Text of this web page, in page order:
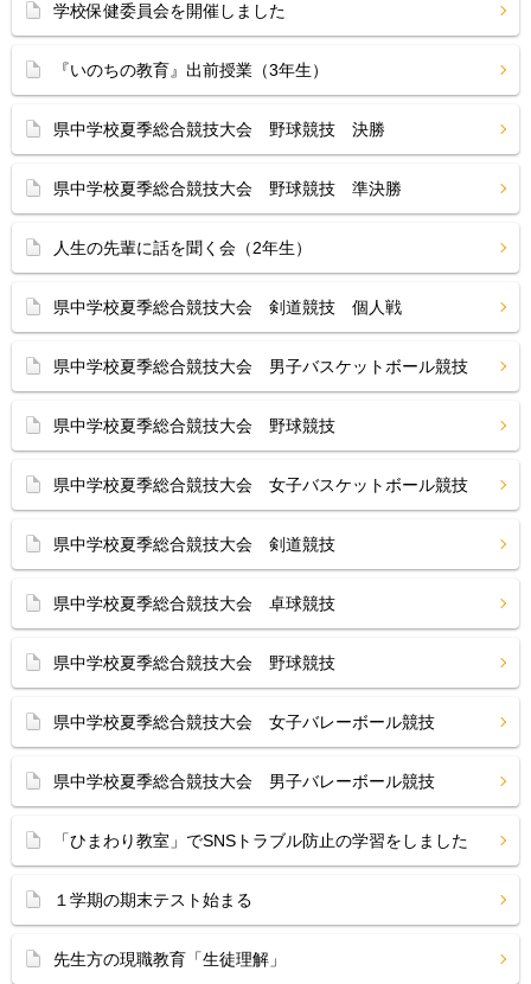
学校保健委員会を開催しました
『いのちの教育』出前授業（3年生）
県中学校夏季総合競技大会 野球競技 決勝
県中学校夏季総合競技大会 野球競技 準決勝
人生の先輩に話を聞く会（2年生）
県中学校夏季総合競技大会 剣道競技 個人戦
県中学校夏季総合競技大会 男子バスケットボール競技
県中学校夏季総合競技大会 野球競技
県中学校夏季総合競技大会 女子バスケットボール競技
県中学校夏季総合競技大会 剣道競技
県中学校夏季総合競技大会 卓球競技
県中学校夏季総合競技大会 野球競技
県中学校夏季総合競技大会 女子バレーボール競技
県中学校夏季総合競技大会 男子バレーボール競技
「ひまわり教室」でSNSトラブル防止の学習をしました
１学期の期末テスト始まる
先生方の現職教育「生徒理解」